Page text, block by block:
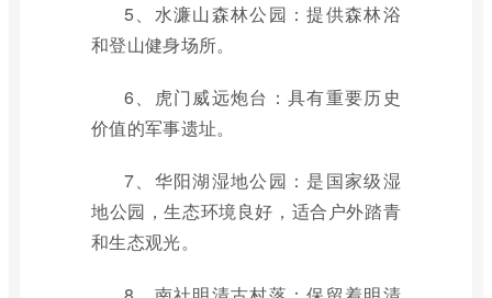
5、水濂山森林公园：提供森林浴
和登山健身场所。
6、虎门威远炮台：具有重要历史
价值的军事遗址。
7、华阳湖湿地公园：是国家级湿
地公园，生态环境良好，适合户外踏青
和生态观光。